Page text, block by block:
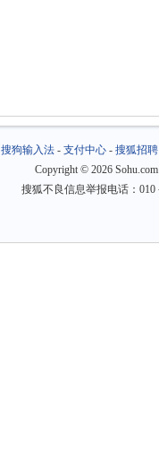
搜狗输入法- 支付中心- 搜狐招聘
Copyright © 2026
搜狐不良信息举报电话：010